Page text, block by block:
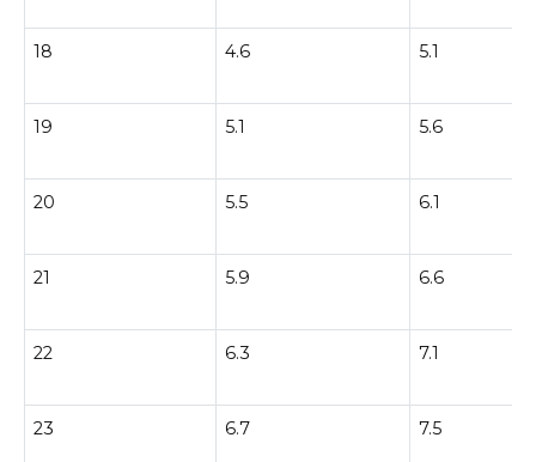
18 4.6 5.1
19 5.1 5.6
20 5.5 6.1
21 5.9 6.6
22 6.3 7.1
23 6.7 7.5